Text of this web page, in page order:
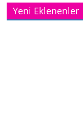
Yeni Eklenenler